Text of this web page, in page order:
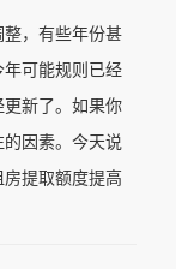
，有些年份甚
可能规则已经
新了。如果你
因素。今天说
提取额度提高